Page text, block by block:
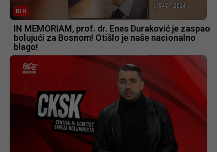
BIH
IN MEMORIAM, prof. dr. Enes Duraković je zaspao
bolujući za Bosnom! Otišlo je naše nacionalno
blago!